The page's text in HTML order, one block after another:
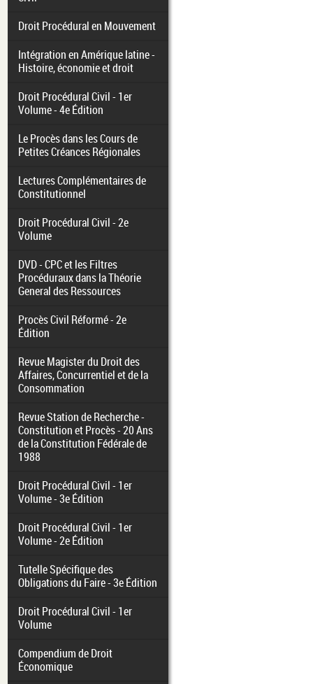
Droit Procédural en Mouvement
Intégration en Amérique latine -
Histoire, économie et droit
Droit Procédural Civil - 1er
Volume - 4e Édition
Le Procès dans les Cours de
Petites Créances Régionales
Lectures Complémentaires de
Constitutionnel
Droit Procédural Civil - 2e
Volume
DVD - CPC et les Filtres
Procéduraux dans la Théorie
General des Ressources
Procès Civil Réformé - 2e
Édition
Revue Magister du Droit des
Affaires, Concurrentiel et de la
Consommation
Revue Station de Recherche -
Constitution et Procès - 20 Ans
de la Constitution Fédérale de
1988
Droit Procédural Civil - 1er
Volume - 3e Édition
Droit Procédural Civil - 1er
Volume - 2e Édition
Tutelle Spécifique des
Obligations du Faire - 3e Édition
Droit Procédural Civil - 1er
Volume
Compendium de Droit
Économique